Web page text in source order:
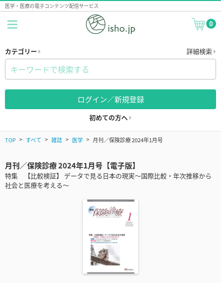
医学・医療の電子コンテンツ配信サービス
0
カテゴリー 詳細検索
ログイン／新規登録
初めての方へ
TOP すべて 雑誌 医学 月刊／保険診療 2024年1月号
月刊／保険診療 2024年1月号【電子版】
特集 【比較検証】 データで見る日本の現実～国際比較・年次推移から
社会と医療を考える～